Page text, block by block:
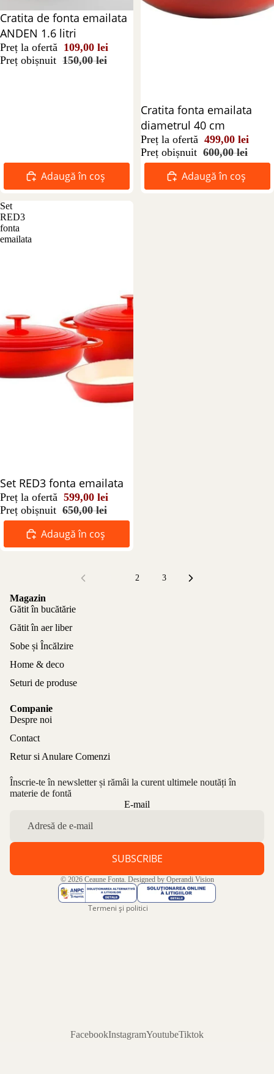
Reducere 27%
Cratita de fonta emailata
ANDEN 1.6 litri
Preț la ofertă 109,00 lei
Preț obișnuit 150,00 lei
Adaugă în coș
Reducere 17%
Cratita fonta emailata
diametrul 40 cm
Preț la ofertă 499,00 lei
Preț obișnuit 600,00 lei
Adaugă în coș
Set
RED3
fonta
emailata
Reducere 8%
Set RED3 fonta emailata
Preț la ofertă 599,00 lei
Preț obișnuit 650,00 lei
Adaugă în coș
2 3
Magazin
Gătit în bucătărie
Gătit în aer liber
Sobe și Încălzire
Home & deco
Seturi de produse
Companie
Despre noi
Contact
Retur si Anulare Comenzi
Înscrie-te în newsletter și rămâi la curent ultimele noutăți în
materie de fontă
E-mail
SUBSCRIBE
© 2026 Ceaune Fonta. Designed by Operandi Vision
Termeni și politici
Politica de confidențialitate
Aviz legal
FacebookInstagramYoutubeTiktok